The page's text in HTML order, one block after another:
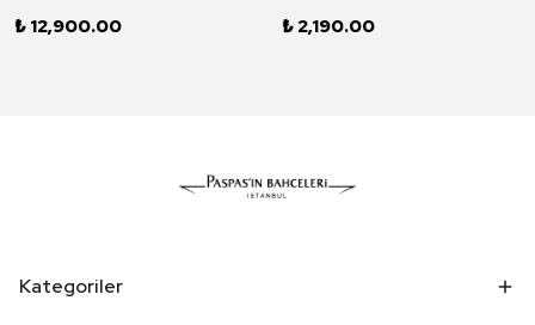
₺ 12,900.00 ₺ 2,190.00
Kategoriler